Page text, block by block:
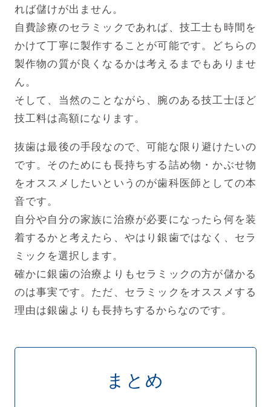
れば儲けが出ません。
自費診療のセラミックであれば、技工士も時間を
かけて丁寧に製作することが可能です。どちらの
製作物の質が良くなるかは考えるまでもありませ
ん。
そして、当然のことながら、腕のある技工士ほど
技工料は高額になります。
抜歯は最後の手段なので、可能な限り避けたいの
です。そのためにも長持ちする詰め物・かぶせ物
をオススメしたいというのが歯科医師としての本
音です。
自分や自分の家族に治療が必要になったら何を装
着するかと考えたら、やはり銀歯ではなく、セラ
ミックを選択します。
確かに銀歯の治療よりもセラミックの方が儲かる
のは事実です。 ただ、セラミックをオススメする
理由は銀歯よりも長持ちするからなのです。
まとめ